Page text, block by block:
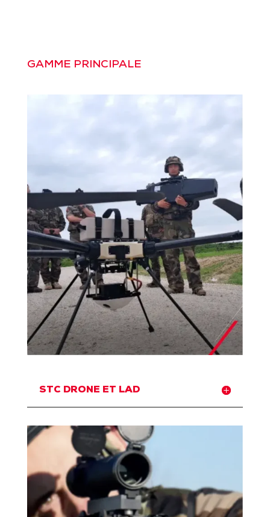
GAMME PRINCIPALE
STC DRONE ET LAD